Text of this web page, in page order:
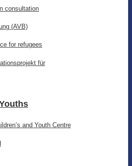
consultation
(AVB)
for refugees
für
and Youth Centre